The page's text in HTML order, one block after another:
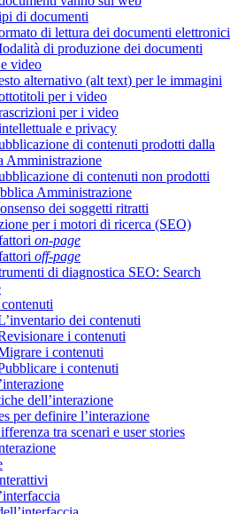
di documenti
di lettura dei documenti elettronici
di produzione dei documenti
video
alternativo (alt text) per le immagini
per i video
per i video
e privacy
di contenuti prodotti dalla
Amministrazione
di contenuti non prodotti
Amministrazione
dei soggetti ritratti
per i motori di ricerca (SEO)
on-page
off-page
di diagnostica SEO: Search
dei contenuti
i contenuti
i contenuti
i contenuti
dell’interazione
per definire l’interazione
tra scenari e user stories